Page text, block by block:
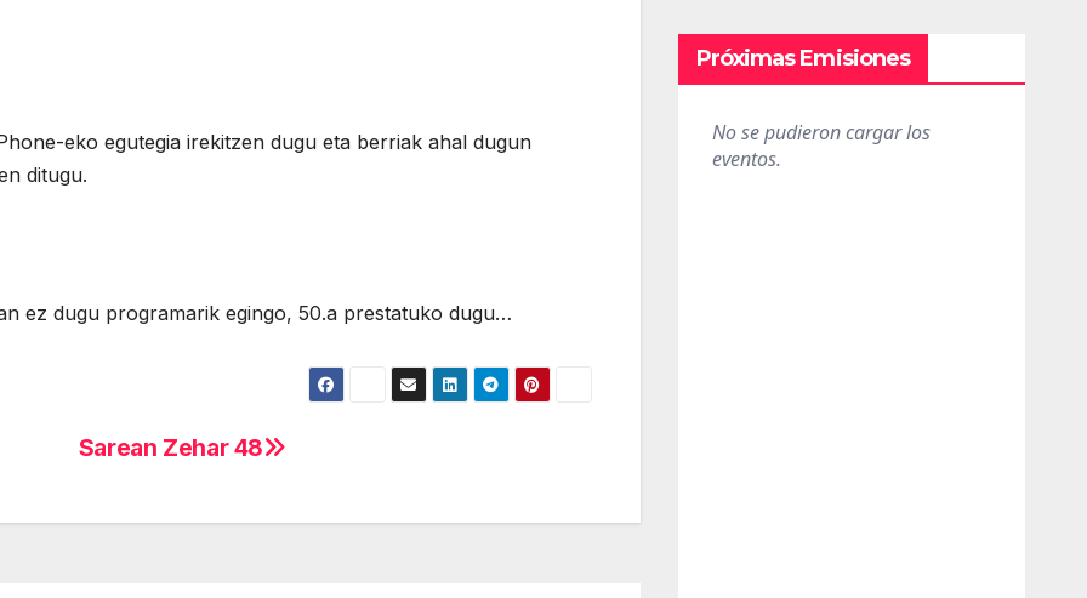
eko egutegia irekitzen dugu eta berriak ahal dugun
ditugu.
ez dugu programarik egingo, 50.a prestatuko dugu…
Sarean Zehar 48
Próximas Emisiones